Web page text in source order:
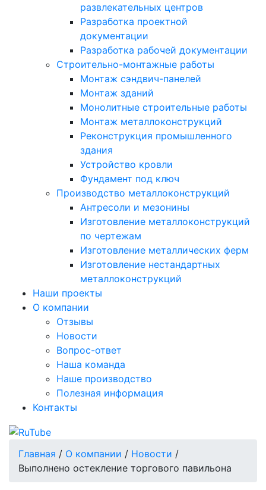
развлекательных центров
Разработка проектной
документации
Разработка рабочей документации
Строительно-монтажные работы
Монтаж сэндвич-панелей
Монтаж зданий
Монолитные строительные работы
Монтаж металлоконструкций
Реконструкция промышленного
здания
Устройство кровли
Фундамент под ключ
Производство металлоконструкций
Антресоли и мезонины
Изготовление металлоконструкций
по чертежам
Изготовление металлических ферм
Изготовление нестандартных
металлоконструкций
Наши проекты
О компании
Отзывы
Новости
Вопрос-ответ
Наша команда
Наше производство
Полезная информация
Контакты
Главная / О компании / Новости /
Выполнено остекление торгового павильона